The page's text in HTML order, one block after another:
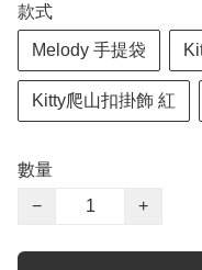
款式
Melody 手提袋
Kitty爬山扣掛飾 紅
數量
−
+